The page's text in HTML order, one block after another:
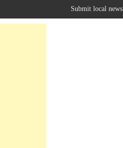
Submit local news